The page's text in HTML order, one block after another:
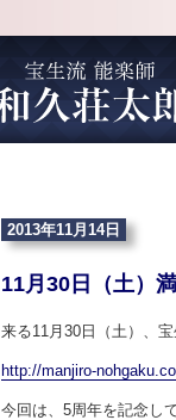
2013年11月14日
11月30日（土）
来る11月30日（土）、
http://manjiro-
今回は、5周年を記念し